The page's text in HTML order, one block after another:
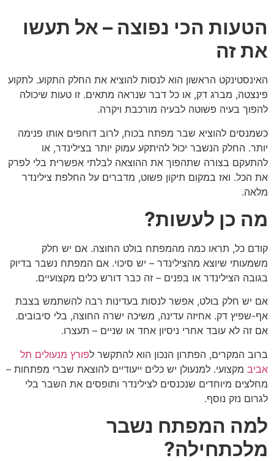
הטעות הכי נפוצה – אל תעשו
את זה
האינסטינקט הראשון הוא לנסות להוציא את החלק התקוע. לתקוע
פינצטה, מברג דק, או כל דבר שנראה מתאים. זו טעות שיכולה
להפוך בעיה פשוטה לבעיה מורכבת ויקרה.
כשמנסים להוציא שבר מפתח בכוח, לרוב דוחפים אותו פנימה
יותר. החלק הנשבר יכול להיתקע עמוק יותר בצילינדר, או
להתעקם בצורה שתהפוך את ההוצאה לבלתי אפשרית בלי לפרק
את הכל. ואז במקום תיקון פשוט, מדברים על החלפת צילינדר
מלאה.
מה כן לעשות?
קודם כל, תראו כמה מהמפתח בולט החוצה. אם יש חלק
משמעותי שיוצא מהצילינדר – יש סיכוי. אם המפתח נשבר בדיוק
בגובה הצילינדר או בפנים – זה כבר דורש כלים מקצועיים.
אם יש חלק בולט, אפשר לנסות בעדינות רבה להשתמש בצבת
אף-שפיץ דק. אחיזה עדינה, משיכה ישרה החוצה, בלי סיבובים.
אם זה לא עובד אחרי ניסיון אחד או שניים – תעצרו.
ברוב המקרים, הפתרון הנכון הוא להתקשר לפורץ מנעולים תל
אביב מקצועי. למנעולן יש כלים ייעודיים להוצאת שברי מפתחות –
מחלצים מיוחדים שנכנסים לצילינדר ותופסים את השבר בלי
לגרום נזק נוסף.
למה המפתח נשבר
מלכתחילה?